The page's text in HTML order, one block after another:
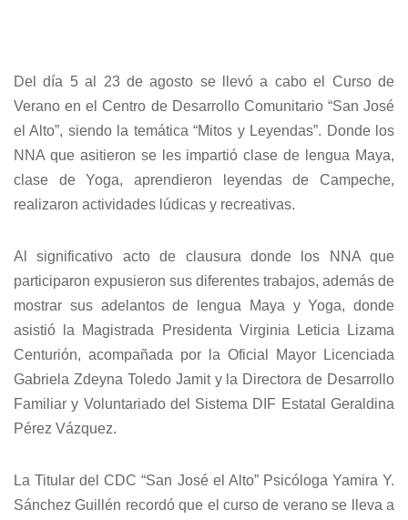
Del día 5 al 23 de agosto se llevó a cabo el Curso de
Verano en el Centro de Desarrollo Comunitario “San José
el Alto”, siendo la temática “Mitos y Leyendas”. Donde los
NNA que asitieron se les impartió clase de lengua Maya,
clase de Yoga, aprendieron leyendas de Campeche,
realizaron actividades lúdicas y recreativas.
Al significativo acto de clausura donde los NNA que
participaron expusieron sus diferentes trabajos, además de
mostrar sus adelantos de lengua Maya y Yoga, donde
asistió la Magistrada Presidenta Virginia Leticia Lizama
Centurión, acompañada por la Oficial Mayor Licenciada
Gabriela Zdeyna Toledo Jamit y la Directora de Desarrollo
Familiar y Voluntariado del Sistema DIF Estatal Geraldina
Pérez Vázquez.
La Titular del CDC “San José el Alto” Psicóloga Yamira Y.
Sánchez Guillén recordó que el curso de verano se lleva a